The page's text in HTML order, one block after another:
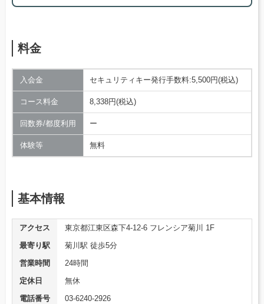
料金
入会金 セキュリティキー発行手数料:5,500円(税込)
コース料金 8,338円(税込)
回数券/都度利用 ー
体験等 無料
基本情報
アクセス
東京都江東区森下4-12-6 フレンシア菊川 1F
最寄り駅
菊川駅 徒歩5分
営業時間
24時間
定休日
無休
電話番号
03-6240-2926